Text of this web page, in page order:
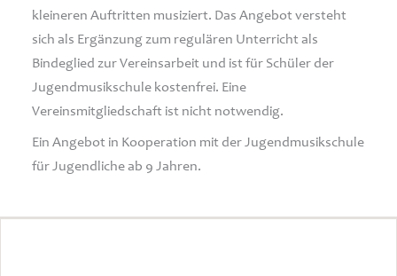
kleineren Auftritten musiziert. Das Angebot versteht
sich als Ergänzung zum regulären Unterricht als
Bindeglied zur Vereinsarbeit und ist für Schüler der
Jugendmusikschule kostenfrei. Eine
Vereinsmitgliedschaft ist nicht notwendig.
Ein Angebot in Kooperation mit der Jugendmusikschule
für Jugendliche ab 9 Jahren.